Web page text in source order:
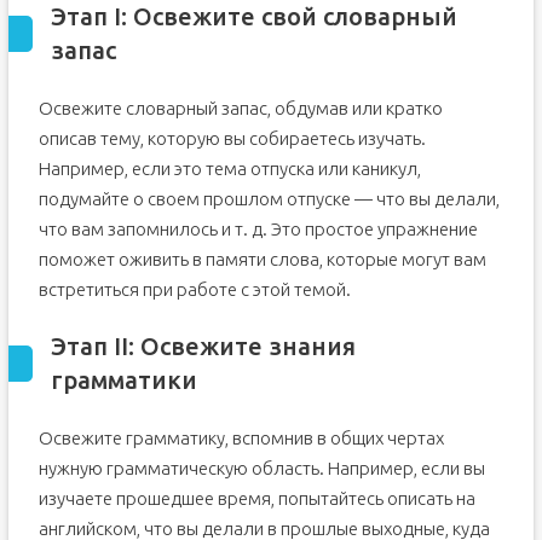
сроки
Содержание статьи: обучение английскому языку
самостоятельно с нуля
1. Алфавит: учим английский язык с нуля самостоятельно
и бесплатно
2. Звуки и правила чтения: выучить английский язык с
3. Первые слова: учить английский самостоятельно с
нуля бесплатно онлайн
4. Читаем книги: с чего начать изучение английского
5. Английские фразы: как изучить английский язык
самостоятельно с нуля бесплатно
6. Учим грамматику английского языка для начинающих
язык самостоятельно с нуля
8. Последнее, но не по важности! Как изучить английский
язык самостоятельно в домашних условиях с нуля
9. А что потом? Как выучить английский язык
самостоятельно дома с нуля быстро
Этап I: Освежите свой словарный
запас
Освежите словарный запас, обдумав или кратко
описав тему, которую вы собираетесь изучать.
Например, если это тема отпуска или каникул,
подумайте о своем прошлом отпуске — что вы делали,
что вам запомнилось и т. д. Это простое упражнение
поможет оживить в памяти слова, которые могут вам
встретиться при работе с этой темой.
Этап II: Освежите знания
грамматики
Освежите грамматику, вспомнив в общих чертах
нужную грамматическую область. Например, если вы
изучаете прошедшее время, попытайтесь описать на
английском, что вы делали в прошлые выходные, куда